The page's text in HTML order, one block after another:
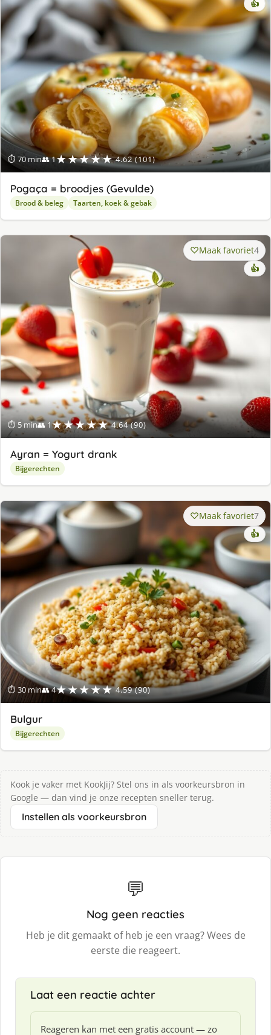
⏱ 70 min👥 1★★★★★ 4.62 (101)
👍
Pogaça = broodjes (Gevulde)
Brood & beleg Taarten, koek & gebak
⏱ 5 min👥 1★★★★★ 4.64 (90)
Maak favoriet4
👍
Ayran = Yogurt drank
Bijgerechten
⏱ 30 min👥 4★★★★★ 4.59 (90)
Maak favoriet7
👍
Bulgur
Bijgerechten
Kook je vaker met KookJij? Stel ons in als voorkeursbron in
Google — dan vind je onze recepten sneller terug.
Instellen als voorkeursbron
💬
Nog geen reacties
Heb je dit gemaakt of heb je een vraag? Wees de
eerste die reageert.
Laat een reactie achter
Reageren kan met een gratis account — zo